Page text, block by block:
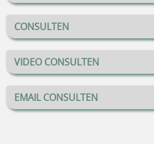
CONSULTEN
VIDEO CONSULTEN
EMAIL CONSULTEN